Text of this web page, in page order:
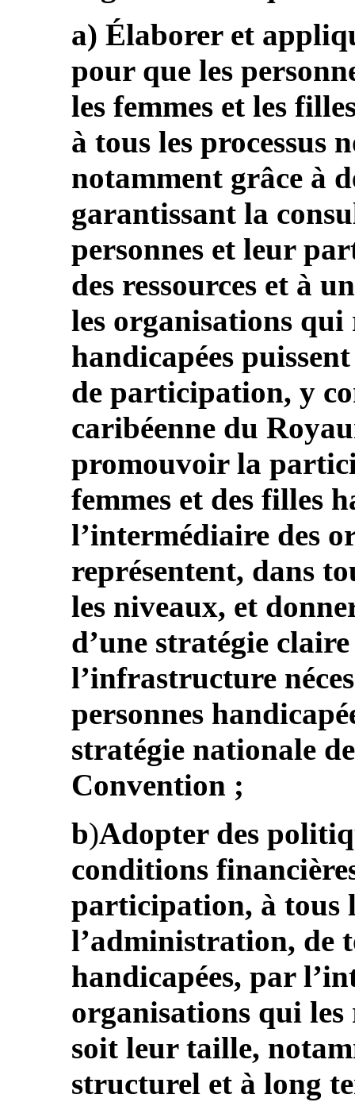
a) Élaborer et
pour que les
les femmes et les
à tous les processus
notamment grâce à
garantissant la
personnes et leur
des ressources et à
les organisations qui
handicapées
de participation, y
caribéenne du
promouvoir la
femmes et des filles
l’intermédiaire des
représentent, dans
les niveaux, et
d’une stratégie
l’infrastructure
personnes
stratégie nationale
Convention ;
b)Adopter des
conditions
participation, à tous
l’administration, de
handicapées, par
organisations qui les
soit leur taille,
structurel et à long